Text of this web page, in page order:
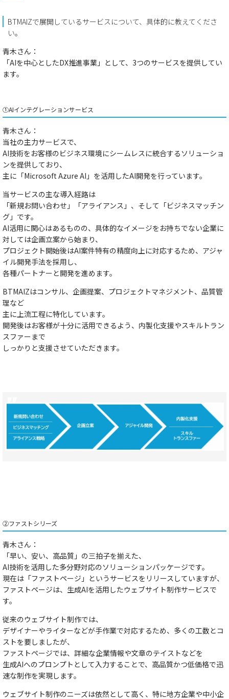
BTMAIZで展開しているサービスについて、具体的に教えてくださ
い。
青木さん：
「AIを中心としたDX推進事業」 として、3つのサービスを提供してい
ます。
①AIインテグレーションサービス
青木さん：
当社の主力サービスで、
AI技術をお客様のビジネス環境にシームレスに統合するソリューショ
ンを提供しており、
主に 「Microsoft Azure AI」 を活用したAI開発を行っています。
当サービスの主な導入経路は
「新規お問い合わせ」「アライアンス」 、そして 「ビジネスマッチン
グ」 です。
AI活用に関心はあるものの、具体的なイメージをお持ちでない企業に
対しては企画立案から始まり、
プロジェクト開始後はAI案件特有の精度向上に対応するため、アジャ
イル開発手法を採用し、
各種パートナーと開発を進めます。
BTMAIZはコンサル、企画提案、プロジェクトマネジメント、品質管
理など
主に上流工程に特化しています。
開発後はお客様が十分に活用できるよう、内製化支援やスキルトラン
スファーまで
しっかりと支援させていただきます。
②ファストシリーズ
青木さん：
「早い、安い、高品質」の三拍子を揃えた、
AI技術を活用した多分野対応のソリューションパッケージです。
現在は「ファストページ」というサービスをリリースしていますが、
ファストページは、 生成AIを活用したウェブサイト制作サービスで
す。
従来のウェブサイト制作では、
デザイナーやライターなどが手作業で対応するため、多くの工数とコ
ストを要しましたが、
ファストページでは、 詳細な企業情報や文章のテイストなどを
生成AIへのプロンプトとして入力することで、高品質かつ低価格で迅
速な制作を実現します。
ウェブサイト制作のニーズは依然として高く、特に地方企業や中小企